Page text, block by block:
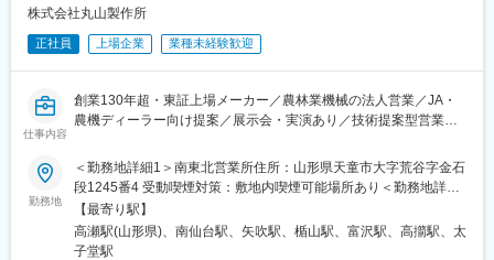
■評価制度：
当社の評価制度では、社員一人一人が目標をもち、公正な評価・
行動と成果に見合った評価を行うことを大切にしております。
そのため、コンピテンシー（プロセス評価）とMBO（数値評価）
による評価制度を採用しており、結果ばかりではなく過程にも目
を向けて、社員の評価を行っております。
変更の範囲：会社の定める業務
株式会社丸山製作所
正社員 上場企業 業種未経験歓迎
仕事内容
創業130年超・東証上場メーカー／農林業機械の法人営業／JA・
農機ディーラー向け提案／展示会・実演あり／技術提案型営業／
■業務内容：
農林業用機械（消毒機器、充電式草刈り機 等）や産業用機械の製
造において高い技術力を持ち、海外展開も行っている当社におい
て、コアとなる農林業用機械の営業をお任せします。
勤務地
＜勤務地詳細1＞南東北営業所住所：山形県天童市大字荒谷字金石
段1245番4 受動喫煙対策：敷地内喫煙可能場所あり＜勤務地詳細
2＞宮城営業所住所：宮城県仙台市太白区柳生2-23-1 受動喫煙対
策：屋内全面禁煙＜勤務地詳細3＞福島営業所住所：福島県岩瀬郡
天栄村飯豊向原60-1 受動喫煙対策：屋内全面禁煙変更の範囲：会
【最寄り駅】
高瀬駅(山形県)、南仙台駅、矢吹駅、楯山駅、富沢駅、高擶駅、太
子堂駅